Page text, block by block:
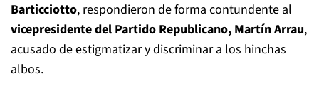
Barticciotto, respondieron de forma contundente al
vicepresidente del Partido Republicano, Martín Arrau,
acusado de estigmatizar y discriminar a los hinchas
albos.